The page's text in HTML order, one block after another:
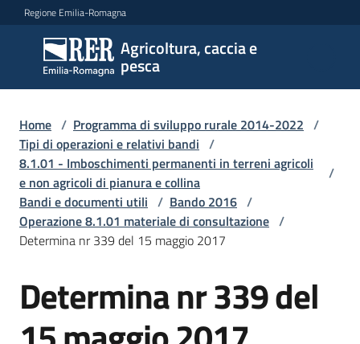
Vai al contenuto
Vai alla navigazione
Vai al footer
Regione Emilia-Romagna
Agricoltura, caccia e
pesca
Agricoltura,
caccia e
pesca
Argomenti
Novità
Servizi
Leggi
Home / Programma di sviluppo rurale 2014-2022 /
Tipi di operazioni e relativi bandi /
8.1.01 - Imboschimenti permanenti in terreni agricoli
e non agricoli di pianura e collina
/
Bandi e documenti utili / Bando 2016 /
Operazione 8.1.01 materiale di consultazione /
Determina nr 339 del 15 maggio 2017
Determina nr 339 del